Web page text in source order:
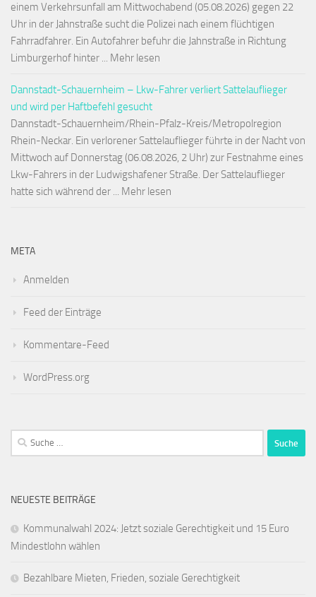
einem Verkehrsunfall am Mittwochabend (05.08.2026) gegen 22
Uhr in der Jahnstraße sucht die Polizei nach einem flüchtigen
Fahrradfahrer. Ein Autofahrer befuhr die Jahnstraße in Richtung
Limburgerhof hinter ... Mehr lesen
Dannstadt-Schauernheim – Lkw-Fahrer verliert Sattelauflieger
und wird per Haftbefehl gesucht
Dannstadt-Schauernheim/Rhein-Pfalz-Kreis/Metropolregion
Rhein-Neckar. Ein verlorener Sattelauflieger führte in der Nacht von
Mittwoch auf Donnerstag (06.08.2026, 2 Uhr) zur Festnahme eines
Lkw-Fahrers in der Ludwigshafener Straße. Der Sattelauflieger
hatte sich während der ... Mehr lesen
META
Anmelden
Feed der Einträge
Kommentare-Feed
WordPress.org
Suche
nach:
NEUESTE BEITRÄGE
Kommunalwahl 2024: Jetzt soziale Gerechtigkeit und 15 Euro
Mindestlohn wählen
Bezahlbare Mieten, Frieden, soziale Gerechtigkeit